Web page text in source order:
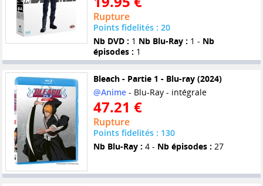
Rupture
Points fidelités : 20
Nb DVD : 1 Nb Blu-Ray : 1 - Nb
épisodes : 1
Bleach - Partie 1 - Blu-ray (2024)
@Anime- Blu-Ray - intégrale
47.21 €
Rupture
Points fidelités : 130
Nb Blu-Ray : 4 - Nb épisodes : 27